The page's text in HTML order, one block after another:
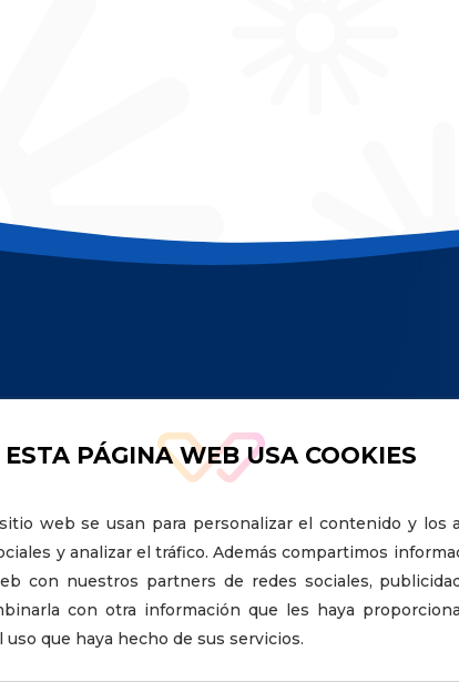
de la
ESTA PÁGINA WEB USA COOKIES
web se usan para personalizar el contenido y los
y analizar el tráfico. Además compartimos
con nuestros partners de redes sociales,
con otra información que les haya
que haya hecho de sus servicios.